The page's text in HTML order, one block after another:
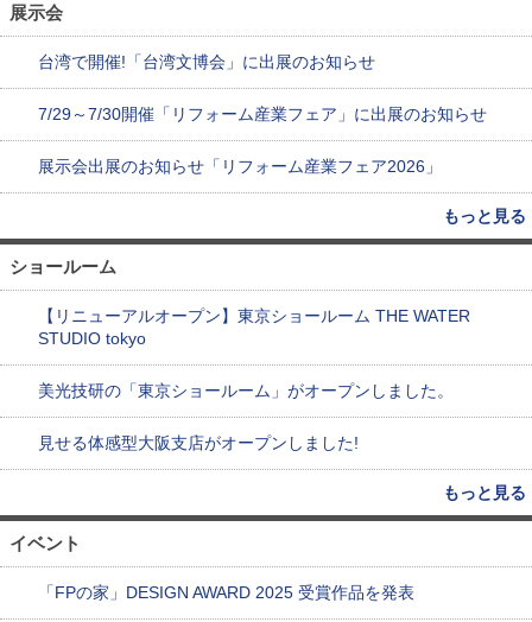
展示会
台湾で開催!「台湾文博会」に出展のお知らせ
7/29～7/30開催「リフォーム産業フェア」に出展のお知らせ
展示会出展のお知らせ「リフォーム産業フェア2026」
もっと見る
ショールーム
【リニューアルオープン】東京ショールーム THE WATER
STUDIO tokyo
美光技研の「東京ショールーム」がオープンしました。
見せる体感型大阪支店がオープンしました!
もっと見る
イベント
「FPの家」DESIGN AWARD 2025 受賞作品を発表